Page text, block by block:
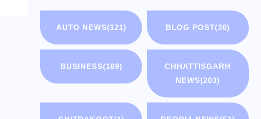
AUTO NEWS(121) BLOG POST(30)
BUSINESS(169)
CHHATTISGARH
NEWS(203)